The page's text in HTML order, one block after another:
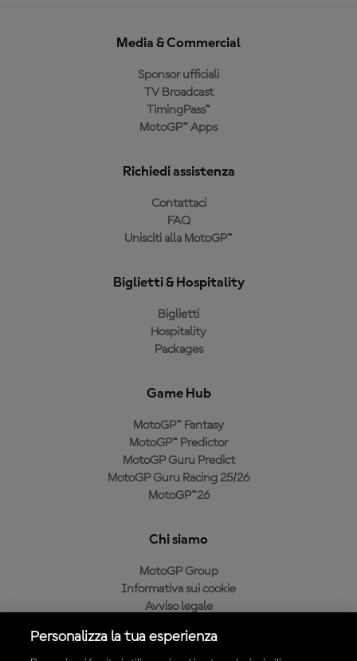
Media & Commercial
Sponsor ufficiali
TV Broadcast
TimingPass™
MotoGP™ Apps
Richiedi assistenza
Contattaci
FAQ
Unisciti alla MotoGP™
Biglietti & Hospitality
Biglietti
Hospitality
Packages
Game Hub
MotoGP™ Fantasy
MotoGP™ Predictor
MotoGP Guru Predict
MotoGP Guru Racing 25/26
MotoGP™26
Chi siamo
MotoGP Group
Informativa sui cookie
Avviso legale
Condizioni di acquisto
Personalizza la tua esperienza